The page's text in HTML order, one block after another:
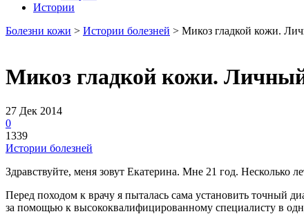
Истории
Болезни кожи > Истории болезней > Микоз гладкой кожи.
Микоз гладкой кожи.
27 Дек 2014
0
1339
Истории болезней
Здравствуйте, меня зовут Екатерина. Мне 21 год. Несколько
Перед походом к врачу я пыталась сама установить точный
за помощью к высококвалифицированному специалисту в